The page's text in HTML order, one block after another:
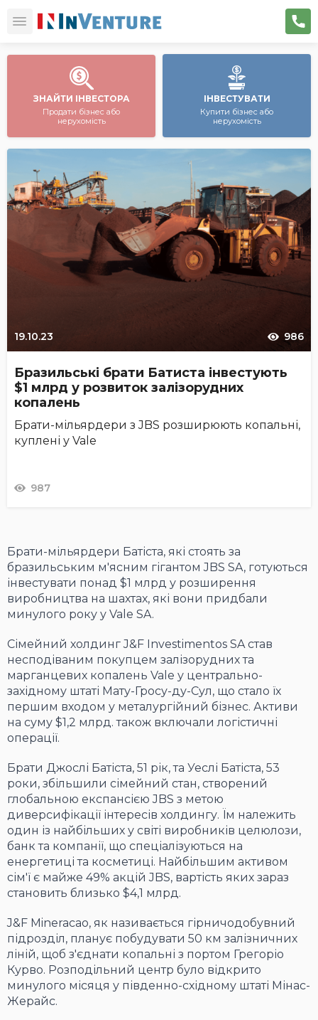
ЗНАЙТИ ІНВЕСТОРА
Продати бізнес або
нерухомість
ІНВЕСТУВАТИ
Купити бізнес або
нерухомість
19.10.23 986
Бразильські брати Батиста інвестують
$1 млрд у розвиток залізорудних
копалень
Брати-мільярдери з JBS розширюють копальні,
куплені у Vale
987
Брати-мільярдери Батіста, які стоять за
бразильським м'ясним гігантом JBS SA, готуються
інвестувати понад $1 млрд у розширення
виробництва на шахтах, які вони придбали
минулого року у Vale SA.
Сімейний холдинг J&F Investimentos SA став
несподіваним покупцем залізорудних та
марганцевих копалень Vale у центрально-
західному штаті Мату-Гросу-ду-Сул, що стало їх
першим входом у металургійний бізнес. Активи
на суму $1,2 млрд. також включали логістичні
операції.
Брати Джослі Батіста, 51 рік, та Уеслі Батіста, 53
роки, збільшили сімейний стан, створений
глобальною експансією JBS з метою
диверсифікації інтересів холдингу. Їм належить
один із найбільших у світі виробників целюлози,
банк та компанії, що спеціалізуються на
енергетиці та косметиці. Найбільшим активом
сім'ї є майже 49% акцій JBS, вартість яких зараз
становить близько $4,1 млрд.
J&F Mineracao, як називається гірничодобувний
підрозділ, планує побудувати 50 км залізничних
ліній, щоб з'єднати копальні з портом Грегоріо
Курво. Розподільний центр було відкрито
минулого місяця у південно-східному штаті Мінас-
Жерайс.